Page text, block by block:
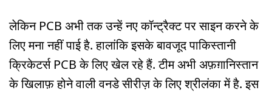
लेकिन PCB अभी तक उन्हें नए कॉन्ट्रैक्ट पर साइन करने के
लिए मना नहीं पाई है. हालांकि इसके बावजूद पाकिस्तानी
क्रिकेटर्स PCB के लिए खेल रहे हैं. टीम अभी अफ़ग़ानिस्तान
के खिलाफ़ होने वाली वनडे सीरीज़ के लिए श्रीलंका में है. इस